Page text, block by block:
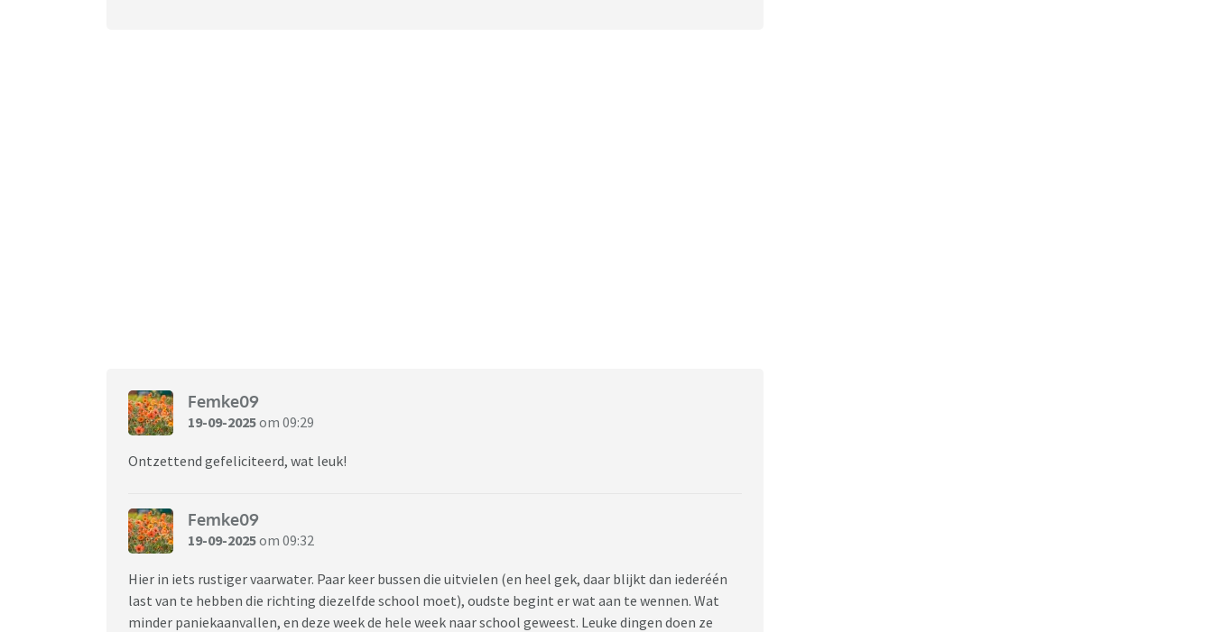
Femke09
19-09-2025om 09:29
Ontzettend gefeliciteerd, wat leuk!
Femke09
19-09-2025om 09:32
Hier in iets rustiger vaarwater. Paar keer bussen die uitvielen (en heel gek, daar blijkt dan iederéén
last van te hebben die richting diezelfde school moet), oudste begint er wat aan te wennen. Wat
minder paniekaanvallen, en deze week de hele week naar school geweest. Leuke dingen doen ze